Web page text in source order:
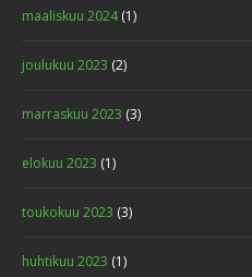
maaliskuu 2024(1)
joulukuu 2023 (2)
marraskuu 2023 (3)
elokuu 2023 (1)
toukokuu 2023 (3)
huhtikuu 2023 (1)